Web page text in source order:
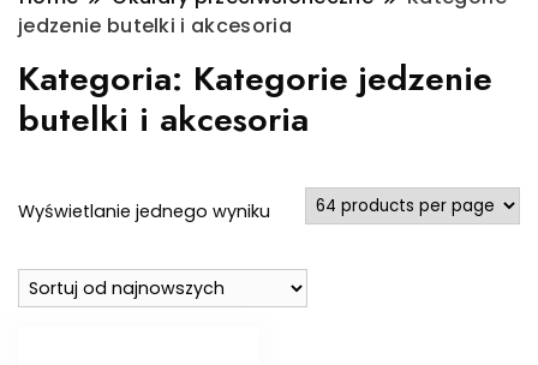
jedzenie butelki i akcesoria
Kategoria: Kategorie jedzenie
butelki i akcesoria
Wyświetlanie jednego wyniku